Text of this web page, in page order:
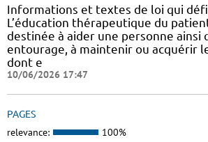
Informations et textes de loi qui
L’éducation thérapeutique du
destinée à aider une personne ainsi
entourage, à maintenir ou acquérir
dont e
10/06/2026 17:47
PAGES
relevance: 100%